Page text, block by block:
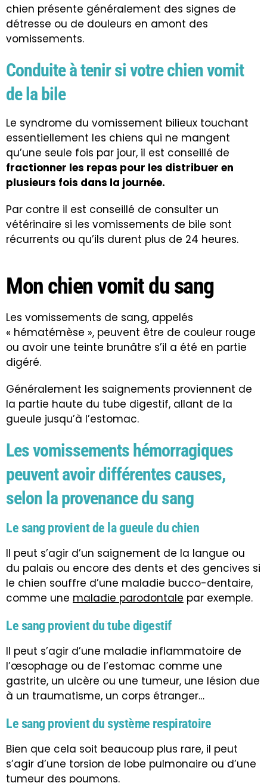
chien présente généralement des signes de
détresse ou de douleurs en amont des
vomissements.
Conduite à tenir si votre chien vomit
de la bile
Le syndrome du vomissement bilieux touchant
essentiellement les chiens qui ne mangent
qu’une seule fois par jour, il est conseillé de
fractionner les repas pour les distribuer en
plusieurs fois dans la journée.
Par contre il est conseillé de consulter un
vétérinaire si les vomissements de bile sont
récurrents ou qu’ils durent plus de 24 heures.
Mon chien vomit du sang
Les vomissements de sang, appelés
« hématémèse », peuvent être de couleur rouge
ou avoir une teinte brunâtre s’il a été en partie
digéré.
Généralement les saignements proviennent de
la partie haute du tube digestif, allant de la
gueule jusqu’à l’estomac.
Les vomissements hémorragiques
peuvent avoir différentes causes,
selon la provenance du sang
Le sang provient de la gueule du chien
Il peut s’agir d’un saignement de la langue ou
du palais ou encore des dents et des gencives si
le chien souffre d’une maladie bucco-dentaire,
comme une maladie parodontale par exemple.
Le sang provient du tube digestif
Il peut s’agir d’une maladie inflammatoire de
l’œsophage ou de l’estomac comme une
gastrite, un ulcère ou une tumeur, une lésion due
à un traumatisme, un corps étranger…
Le sang provient du système respiratoire
Bien que cela soit beaucoup plus rare, il peut
s’agir d’une torsion de lobe pulmonaire ou d’une
tumeur des poumons.